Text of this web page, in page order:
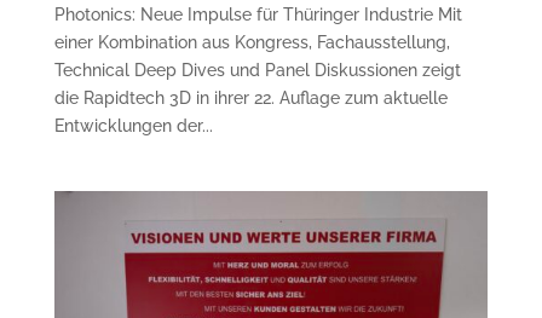
Photonics: Neue Impulse für Thüringer Industrie Mit
einer Kombination aus Kongress, Fachausstellung,
Technical Deep Dives und Panel Diskussionen zeigt
die Rapidtech 3D in ihrer 22. Auflage zum aktuelle
Entwicklungen der...